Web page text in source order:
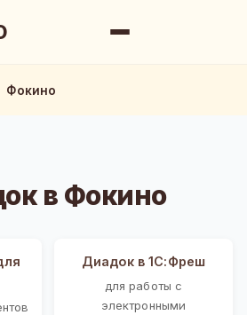
Фокино
в Фокино
Диадок в 1С:Фреш
для работы с
электронными